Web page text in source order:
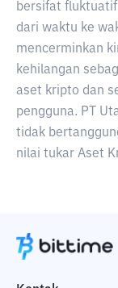
bersifat
dari waktu ke
mencerminkan
kehilangan
aset kripto dan
pengguna. PT
tidak
nilai tukar Aset